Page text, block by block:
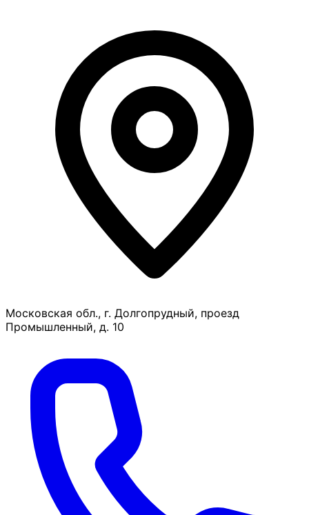
Московская обл., г. Долгопрудный, проезд
Промышленный, д. 10